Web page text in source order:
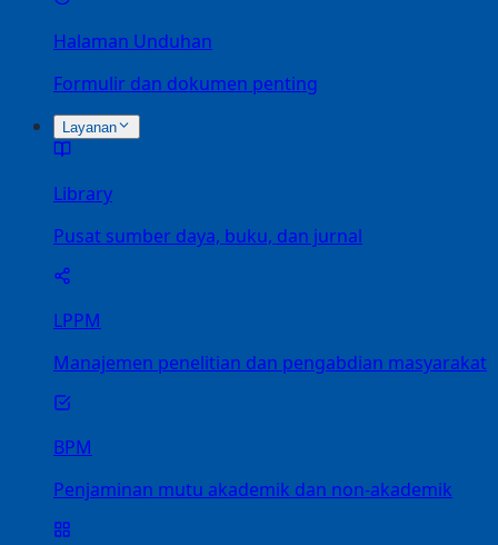
Halaman Unduhan
Formulir dan dokumen penting
Layanan
Library
Pusat sumber daya, buku, dan jurnal
LPPM
Manajemen penelitian dan pengabdian masyarakat
BPM
Penjaminan mutu akademik dan non-akademik